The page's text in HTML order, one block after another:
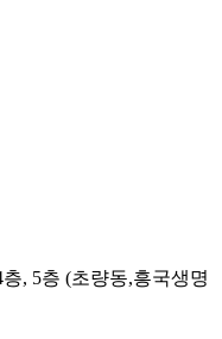
, 5층 (초량동,흥국생명